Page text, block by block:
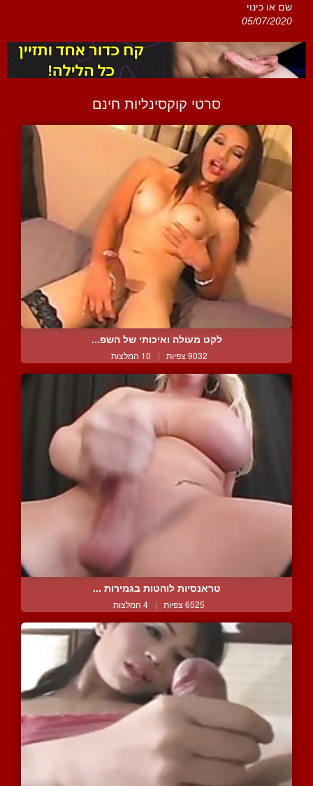
שם או כינוי
05/07/2020
סרטי קוקסינליות חינם
לקט מעולה ואיכותי של השפ...
9032 צפיות | 10 המלצות
טראנסיות לוהטות בגמירות ...
6525 צפיות | 4 המלצות